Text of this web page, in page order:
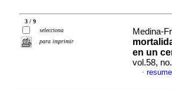
3 / 9
selecciona
para imprimir
Medina-
en un
vol.58,
·